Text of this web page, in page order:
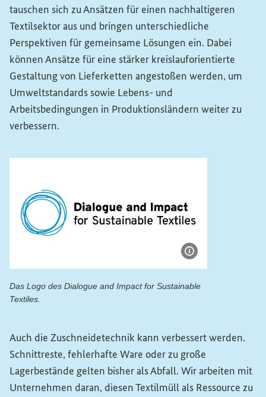
tauschen sich zu Ansätzen für einen nachhaltigeren
Textilsektor aus und bringen unterschiedliche
Perspektiven für gemeinsame Lösungen ein. Dabei
können Ansätze für eine stärker kreislauforientierte
Gestaltung von Lieferketten angestoßen werden, um
Umweltstandards sowie Lebens- und
Arbeitsbedingungen in Produktionsländern weiter zu
verbessern.
Das Logo des Dialogue and Impact for Sustainable
Textiles
Auch die Zuschneidetechnik kann verbessert werden.
Schnittreste, fehlerhafte Ware oder zu große
Lagerbestände gelten bisher als Abfall. Wir arbeiten mit
Unternehmen daran, diesen Textilmüll als Ressource zu